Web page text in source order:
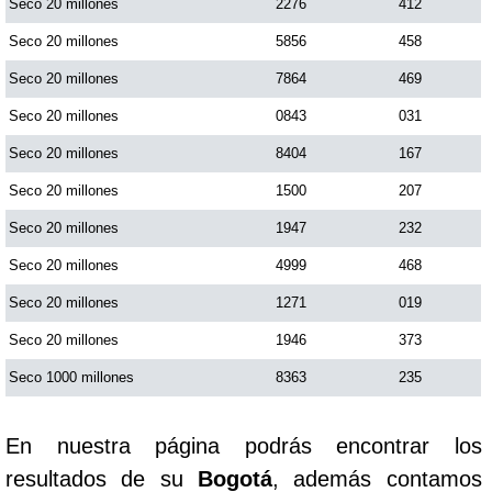
Seco 20 millones 2276 412
Seco 20 millones 5856 458
Seco 20 millones 7864 469
Seco 20 millones 0843 031
Seco 20 millones 8404 167
Seco 20 millones 1500 207
Seco 20 millones 1947 232
Seco 20 millones 4999 468
Seco 20 millones 1271 019
Seco 20 millones 1946 373
Seco 1000 millones 8363 235
En nuestra página podrás encontrar los
resultados de su Bogotá, además contamos